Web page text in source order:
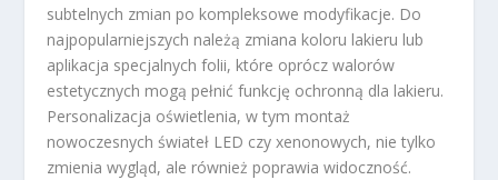
subtelnych zmian po kompleksowe modyfikacje. Do
najpopularniejszych należą zmiana koloru lakieru lub
aplikacja specjalnych folii, które oprócz walorów
estetycznych mogą pełnić funkcję ochronną dla lakieru.
Personalizacja oświetlenia, w tym montaż
nowoczesnych świateł LED czy xenonowych, nie tylko
zmienia wygląd, ale również poprawia widoczność.